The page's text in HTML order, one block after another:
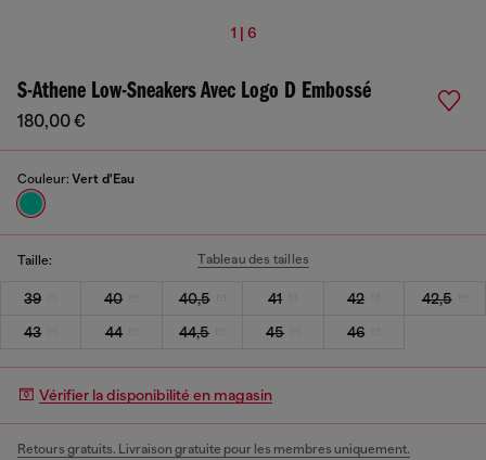
1 | 6
S-Athene Low-Sneakers Avec Logo D Embossé
180,00 €
Couleur: Vert d'Eau
Taille: Tableau des tailles
39 40 40,5 41 42
42,5
43
44 44,5 45 46
Vérifier la disponibilité en magasin
Retours gratuits. Livraison gratuite pour les membres uniquement.